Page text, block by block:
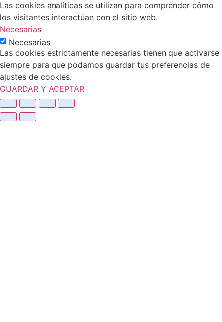
Las cookies analíticas se utilizan para comprender cómo
los visitantes interactúan con el sitio web.
Necesarias
Necesarias
Las cookies estrictamente necesarias tienen que activarse
siempre para que podamos guardar tus preferencias de
ajustes de cookies.
GUARDAR Y ACEPTAR